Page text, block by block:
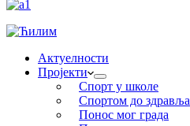
Актуелности
Пројекти
Спорт у школе
Спортом до здравља
Понос мог града